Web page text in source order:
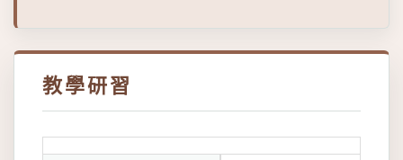
教學研習